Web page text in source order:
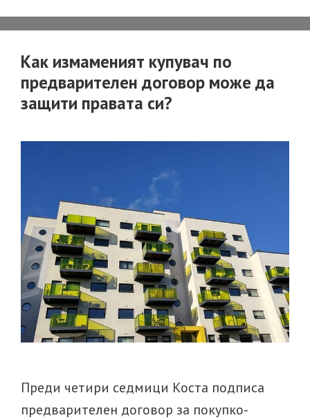
се
на
съпруга,
който
го
е
Как измаменият купувач по
предварителен договор може да
защити правата си?
Преди четири седмици Коста подписа
предварителен договор за покупко-